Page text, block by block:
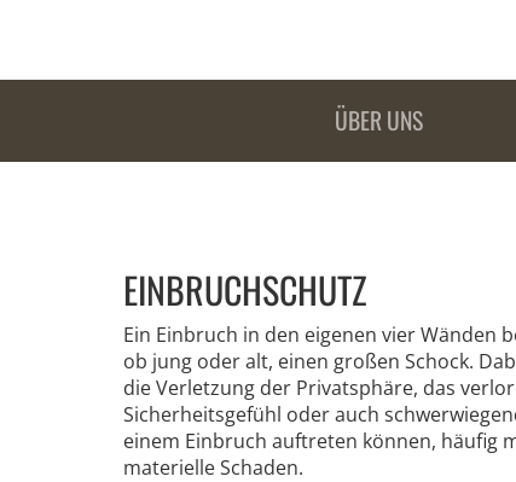
ÜBER UNS
EINBRUCHSCHUTZ
Ein Einbruch in den eigenen vier Wänden
ob jung oder alt, einen großen Schock.
die Verletzung der Privatsphäre, das
Sicherheitsgefühl oder auch
einem Einbruch auftreten können, häufig
materielle Schaden.